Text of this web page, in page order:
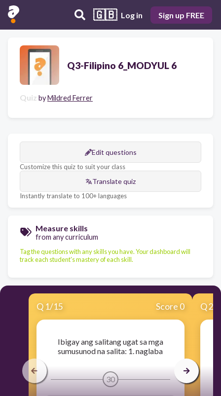
🇬🇧 Log in Sign up FREE
Q3-Filipino 6_MODYUL 6
Quiz byMildred Ferrer
Edit questions
Customize this quiz to suit your class
Translate quiz
Instantly translate to 100+ languages
Measure skills
from any curriculum
Tag the questions with any skills you have. Your dashboard will
track each student's mastery of each skill.
Q 1/15 Score 0
Ibigay ang salitang ugat sa mga
sumusunod na salita: 1. naglaba
30
Q2